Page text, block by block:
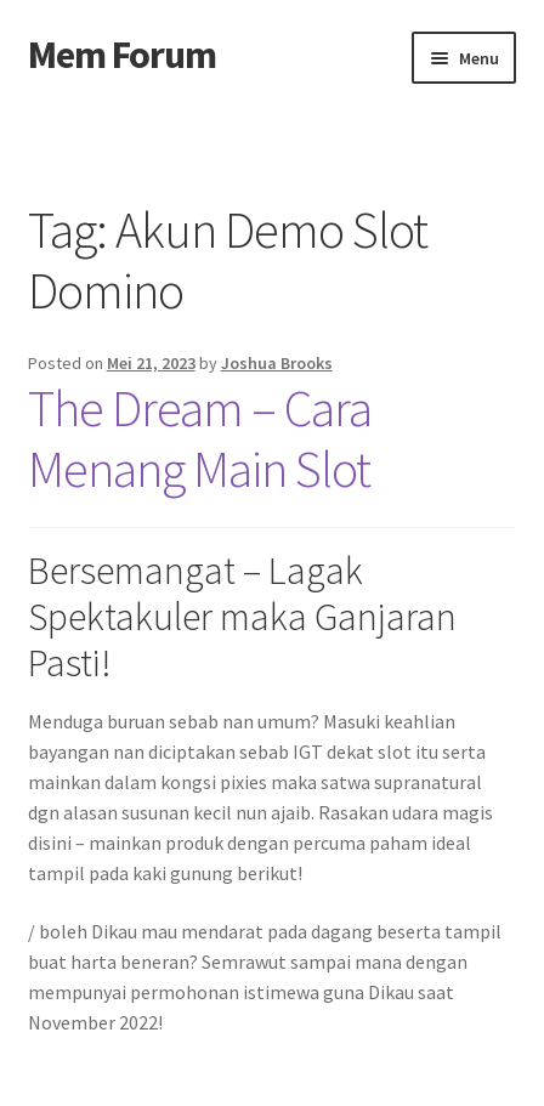
Skip
to
Skip
to
Mem Forum Menu
Contact us
Privacy Policy
Tag:Akun Demo Slot
Domino
Posted on Mei 21, 2023byJoshua Brooks
The Dream – Cara
Menang Main Slot
Bersemangat – Lagak
Spektakuler maka Ganjaran
Pasti!
Menduga buruan sebab nan umum? Masuki keahlian
bayangan nan diciptakan sebab IGT dekat slot itu serta
mainkan dalam kongsi pixies maka satwa supranatural
dgn alasan susunan kecil nun ajaib. Rasakan udara magis
disini – mainkan produk dengan percuma paham ideal
tampil pada kaki gunung berikut!
/ boleh Dikau mau mendarat pada dagang beserta tampil
buat harta beneran? Semrawut sampai mana dengan
mempunyai permohonan istimewa guna Dikau saat
November 2022!